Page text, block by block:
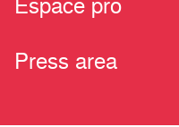
Press area